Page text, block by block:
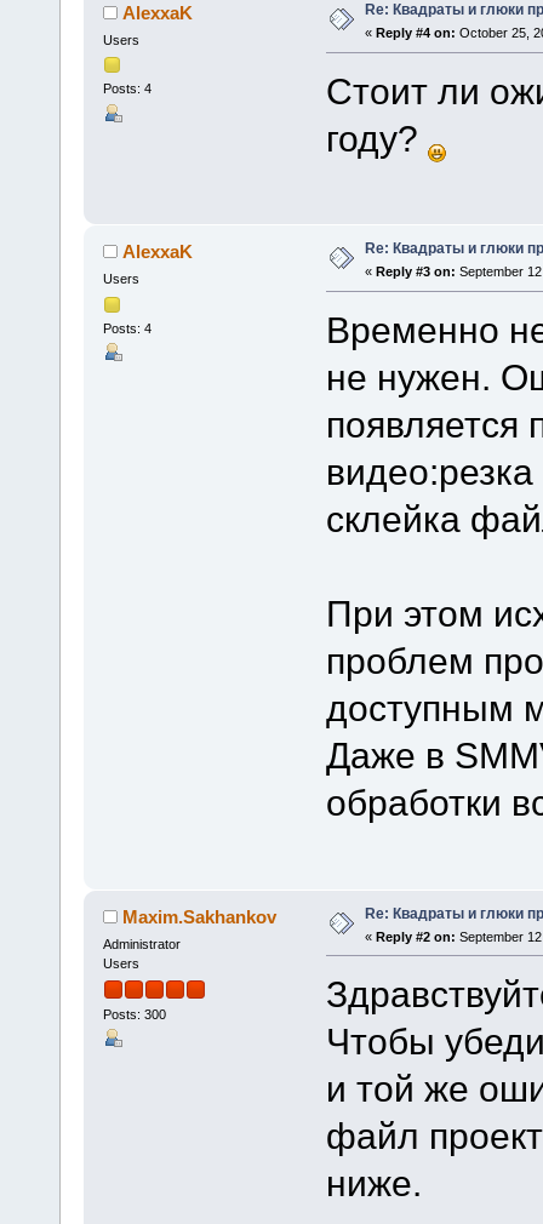
AlexxaK
Users
Posts: 4
Re: Квадраты и глюки
« Reply #4 on: October 25,
Стоит ли
году?
AlexxaK
Users
Posts: 4
Re: Квадраты и глюки
« Reply #3 on: September
Временно
не нужен.
появляется
склейка
При этом
проблем
доступным
Даже в
обработки
Maxim.Sakhankov
Administrator
Users
Posts: 300
Re: Квадраты и глюки
« Reply #2 on: September
Чтобы
и той же
файл
ниже.